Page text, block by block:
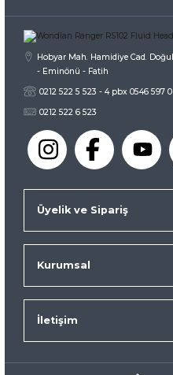
Hobyar Mah. Hamidiye Cad.
- Eminönü - Fatih
0212 522 5 523 - 4 pbx 0546 597
0212 522 6 523
Üyelik ve Sipariş
Kurumsal
İletişim